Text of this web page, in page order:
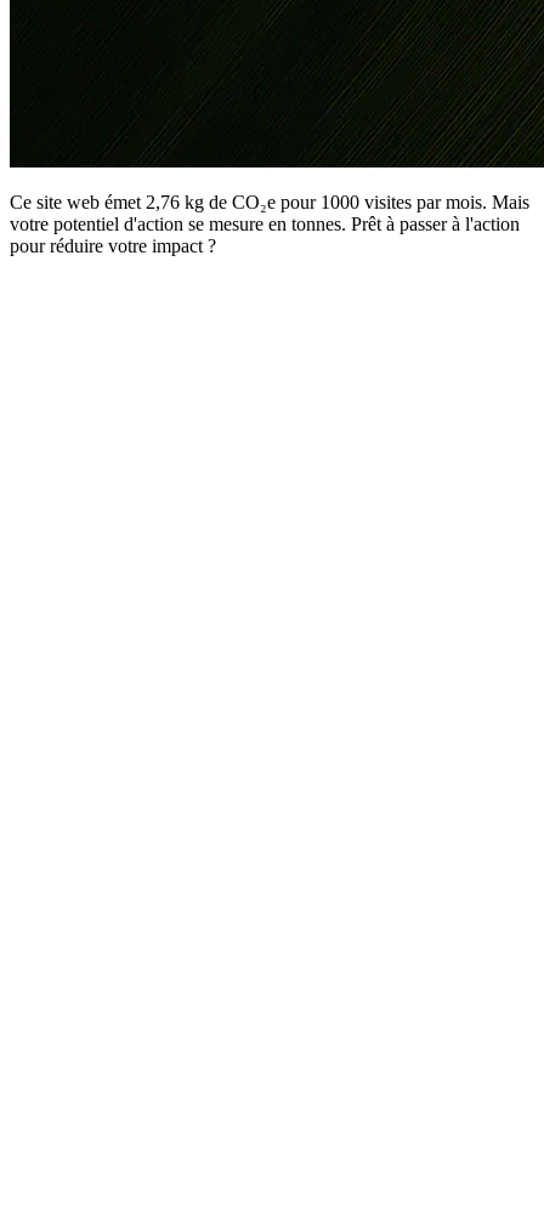
Ce site web émet 2,76 kg de CO₂e pour 1000 visites par mois. Mais
votre potentiel d'action se mesure en tonnes. Prêt à passer à l'action
pour réduire votre impact ?